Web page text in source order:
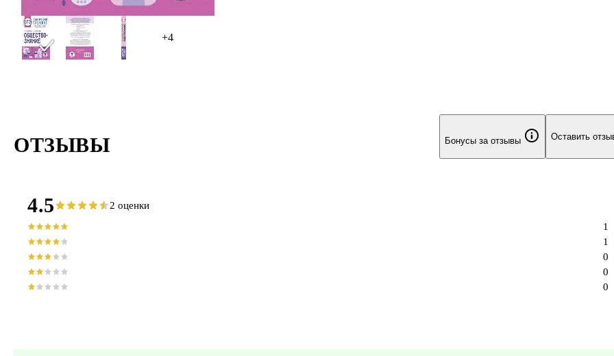
+4
ОТЗЫВЫ Бонусы за отзывы Оставить
4.5 2 оценки
0
0
0
1
1